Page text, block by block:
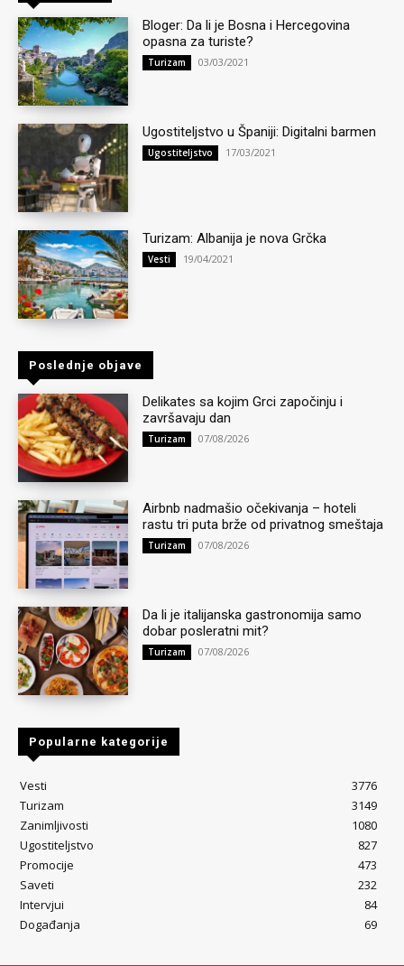
Bloger: Da li je Bosna i Hercegovina
opasna za turiste?
Turizam 03/03/2021
Ugostiteljstvo u Španiji: Digitalni barmen
Ugostiteljstvo 17/03/2021
Turizam: Albanija je nova Grčka
Vesti 19/04/2021
Poslednje objave
Delikates sa kojim Grci započinju i
završavaju dan
Turizam 07/08/2026
Airbnb nadmašio očekivanja – hoteli
rastu tri puta brže od privatnog smeštaja
Turizam 07/08/2026
Da li je italijanska gastronomija samo
dobar posleratni mit?
Turizam 07/08/2026
Popularne kategorije
Vesti
3776
Turizam
3149
Zanimljivosti
1080
Ugostiteljstvo
827
Promocije
473
Saveti
232
Intervjui
84
Događanja
69